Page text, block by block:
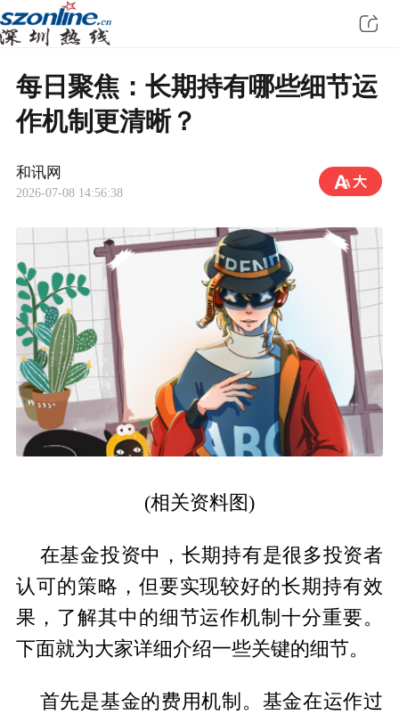
每日聚焦：长期持有哪些细节运
作机制更清晰？
和讯网
2026-07-08 14:56:38
(相关资料图)
在基金投资中，长期持有是很多投资者
认可的策略，但要实现较好的长期持有效
果，了解其中的细节运作机制十分重要。
下面就为大家详细介绍一些关键的细节。
首先是基金的费用机制。基金在运作过